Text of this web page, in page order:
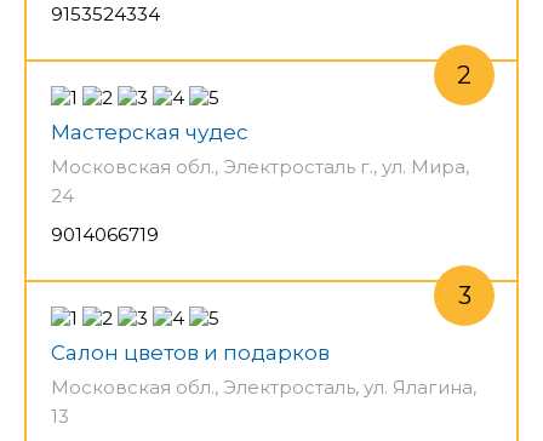
9153524334
Мастерская чудес
Московская обл., Электросталь г., ул. Мира,
24
9014066719
Салон цветов и подарков
Московская обл., Электросталь, ул. Ялагина,
13